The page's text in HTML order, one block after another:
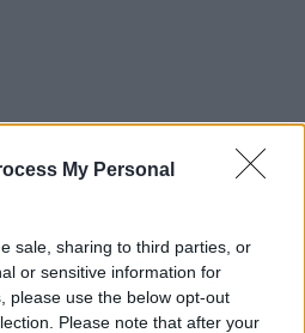
My Personal
sale, sharing to third parties, or
or sensitive information for
please use the below opt-out
Please note that after your